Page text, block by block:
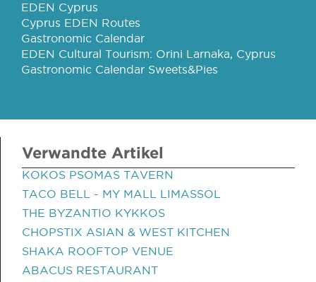
EDEN Cyprus
Cyprus EDEN Routes
Gastronomic Calendar
EDEN Cultural Tourism: Orini Larnaka, Cyprus
Gastronomic Calendar Sweets&Pies
Verwandte Artikel
KOKOS PSOMAS TAVERN
TACO BELL - MY MALL LIMASSOL
THE BYZANTIO KYKKOS
CHOPSTIX ASIAN & WEST KITCHEN
SHAKA ROOFTOP VENUE
ABACUS RESTAURANT